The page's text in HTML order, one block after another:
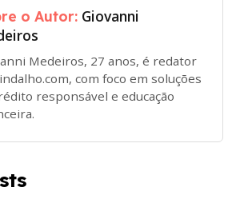
o Autor: Giovanni
Medeiros, 27 anos, é redator
com foco em soluções
responsável e educação